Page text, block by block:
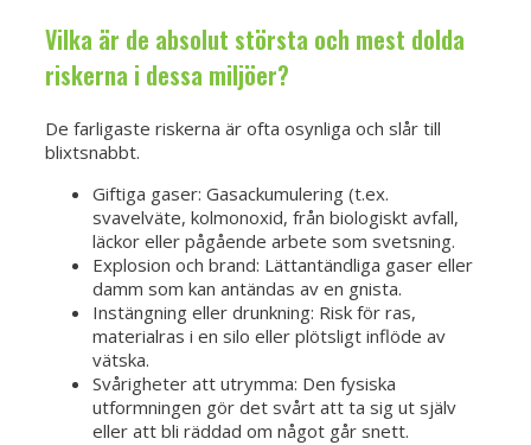
Vilka är de absolut största och mest dolda
riskerna i dessa miljöer?
De farligaste riskerna är ofta osynliga och slår till
blixtsnabbt.
Giftiga gaser: Gasackumulering (t.ex.
svavelväte, kolmonoxid, från biologiskt avfall,
läckor eller pågående arbete som svetsning.
Explosion och brand: Lättantändliga gaser eller
damm som kan antändas av en gnista.
Instängning eller drunkning: Risk för ras,
materialras i en silo eller plötsligt inflöde av
vätska.
Svårigheter att utrymma: Den fysiska
utformningen gör det svårt att ta sig ut själv
eller att bli räddad om något går snett.